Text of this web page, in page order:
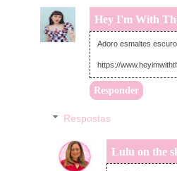
Hey I'm With
Adoro esmaltes
https://
Responder
Respostas
Lulu on the